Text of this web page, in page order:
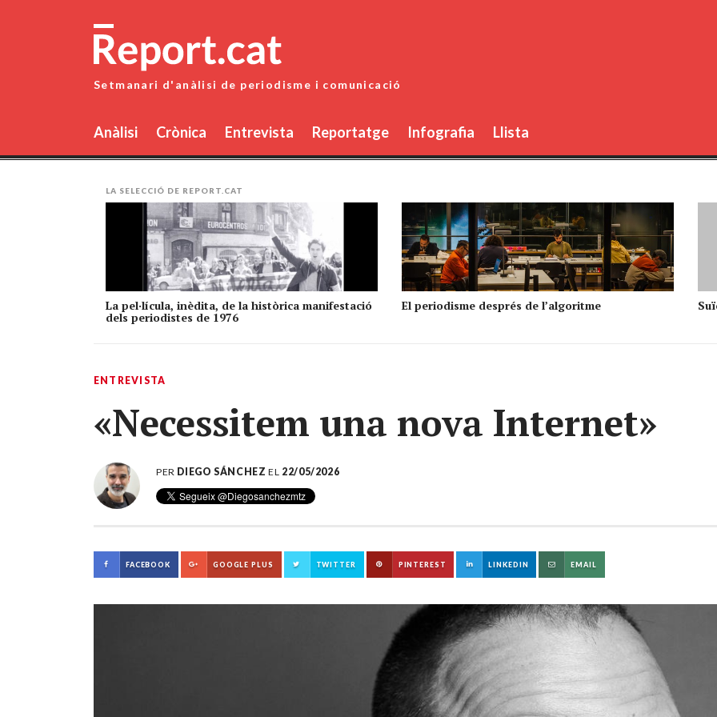
Setmanari d'anàlisi de periodisme i comunicació
Anàlisi Crònica Entrevista Reportatge Infografia Llista
LA SELECCIÓ DE REPORT.CAT
La pel·lícula, inèdita, de la històrica manifestació
dels periodistes de 1976
El periodisme després de l’algoritme
ENTREVISTA
«Necessitem una nova Internet»
PER DIEGO SÁNCHEZ EL 22/05/2026
FACEBOOK GOOGLE PLUS TWITTER PINTEREST LINKEDIN EMAIL